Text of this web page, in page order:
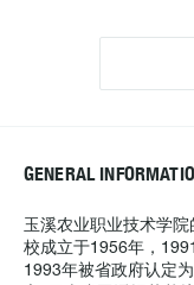
GENERAL
玉溪农业职业技术学
校成立于1956年，
1993年被省政府认定